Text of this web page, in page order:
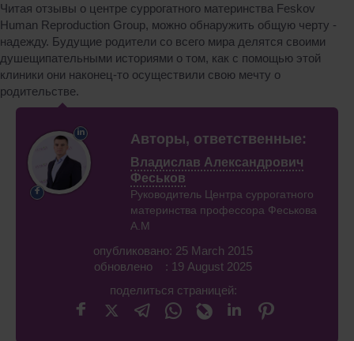
Читая отзывы о центре суррогатного материнства Feskov
Human Reproduction Group, можно обнаружить общую черту -
надежду. Будущие родители со всего мира делятся своими
душещипательными историями о том, как с помощью этой
клиники они наконец-то осуществили свою мечту о
родительстве.
Авторы, ответственные:
Владислав Александрович
Феськов
Руководитель Центра суррогатного
материнства профессора Феськова
А.М
опубликовано: 25 March 2015
обновлено : 19 August 2025
поделиться страницей: